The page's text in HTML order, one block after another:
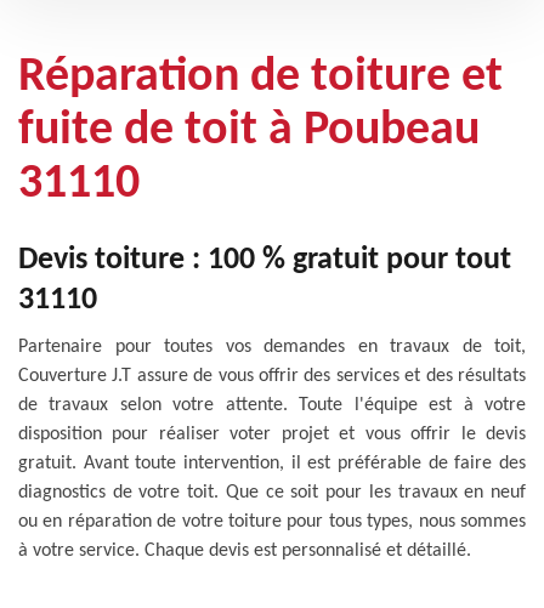
Réparation de toiture et
fuite de toit à Poubeau
31110
Devis toiture : 100 % gratuit pour tout
31110
Partenaire pour toutes vos demandes en travaux de toit,
Couverture J.T assure de vous offrir des services et des résultats
de travaux selon votre attente. Toute l'équipe est à votre
disposition pour réaliser voter projet et vous offrir le devis
gratuit. Avant toute intervention, il est préférable de faire des
diagnostics de votre toit. Que ce soit pour les travaux en neuf
ou en réparation de votre toiture pour tous types, nous sommes
à votre service. Chaque devis est personnalisé et détaillé.